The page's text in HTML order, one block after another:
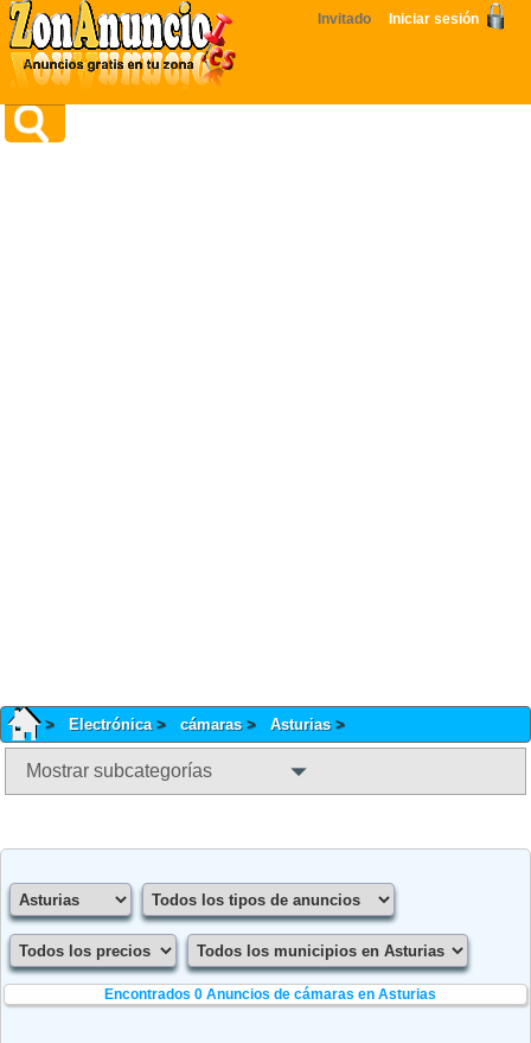
Invitado Iniciar sesión
Electrónica cámaras Asturias
Mostrar subcategorías
Encontrados 0Anuncios de cámaras en Asturias